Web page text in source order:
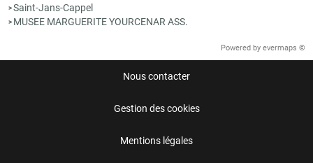
>Saint-Jans-Cappel
> MUSEE MARGUERITE YOURCENAR ASS.
Powered by evermaps ©
Nous contacter
Gestion des cookies
Mentions légales